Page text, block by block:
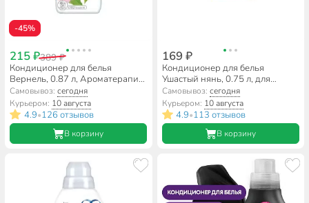
-45%
215 ₽389 ₽
Кондиционер для белья
Вернель, 0.87 л, Ароматерапия
Пион и белый чай
Самовывоз:сегодня
Курьером: 10 августа
4.9•126 отзывов
В корзину
169 ₽
Кондиционер для белья
Ушастый нянь, 0.75 л, для
детских вещей, Сладкий сон, с
лавандой
Самовывоз: сегодня
Курьером: 10 августа
4.9•113 отзывов
В корзину